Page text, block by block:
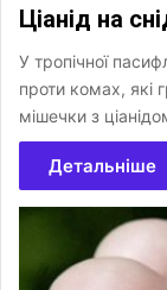
Ціанід на
У тропічної
проти комах, які
мішечки з
Детальніше